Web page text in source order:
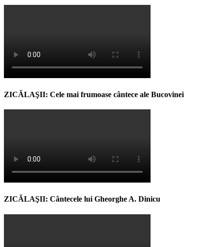
ZICĂLAŞII: Cele mai frumoase cântece ale Bucovinei
ZICĂLAŞII: Cântecele lui Gheorghe A. Dinicu